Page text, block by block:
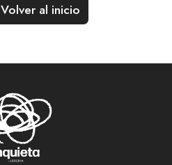
Volver al inicio